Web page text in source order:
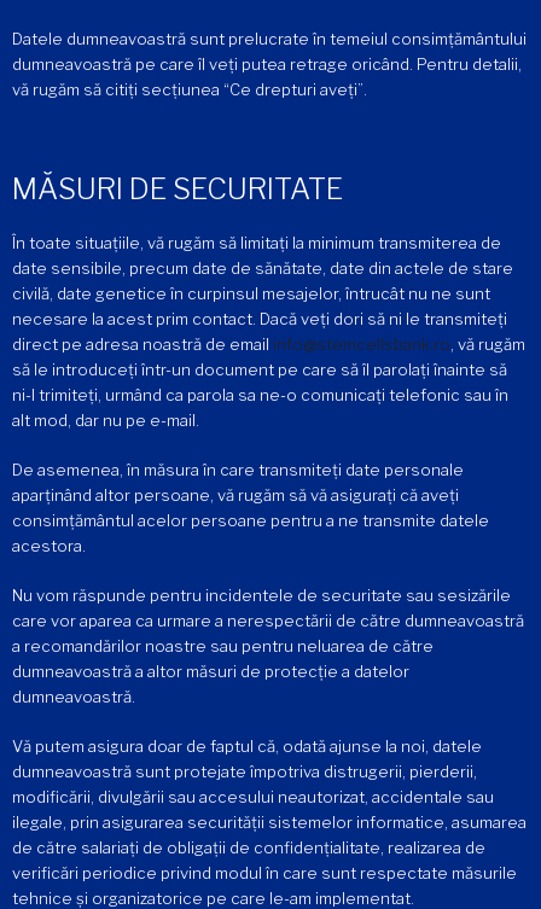
Datele dumneavoastră sunt prelucrate în temeiul consimțământului
dumneavoastră pe care îl veți putea retrage oricând. Pentru detalii,
vă rugăm să citiți secțiunea “Ce drepturi aveți”.
MĂSURI DE SECURITATE
În toate situațiile, vă rugăm să limitați la minimum transmiterea de
date sensibile, precum date de sănătate, date din actele de stare
civilă, date genetice în curpinsul mesajelor, întrucât nu ne sunt
necesare la acest prim contact. Dacă veți dori să ni le transmiteți
direct pe adresa noastră de email info@stemcellsbank.ro, vă rugăm
să le introduceți într-un document pe care să îl parolați înainte să
ni-l trimiteți, urmând ca parola sa ne-o comunicați telefonic sau în
alt mod, dar nu pe e-mail.
De asemenea, în măsura în care transmiteți date personale
aparținând altor persoane, vă rugăm să vă asigurați că aveți
consimțământul acelor persoane pentru a ne transmite datele
acestora.
Nu vom răspunde pentru incidentele de securitate sau sesizările
care vor aparea ca urmare a nerespectării de către dumneavoastră
a recomandărilor noastre sau pentru neluarea de către
dumneavoastră a altor măsuri de protecție a datelor
dumneavoastră.
Vă putem asigura doar de faptul că, odată ajunse la noi, datele
dumneavoastră sunt protejate împotriva distrugerii, pierderii,
modificării, divulgării sau accesului neautorizat, accidentale sau
ilegale, prin asigurarea securității sistemelor informatice, asumarea
de către salariați de obligații de confidențialitate, realizarea de
verificări periodice privind modul în care sunt respectate măsurile
tehnice și organizatorice pe care le-am implementat.